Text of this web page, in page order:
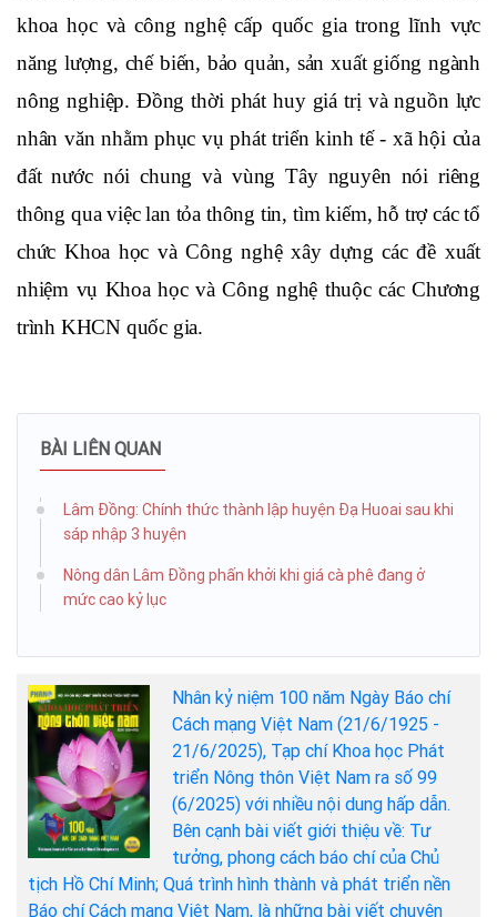
khoa học và công nghệ cấp quốc gia trong lĩnh vực
năng lượng, chế biến, bảo quản, sản xuất giống ngành
nông nghiệp. Đồng thời phát huy giá trị và nguồn lực
nhân văn nhằm phục vụ phát triển kinh tế - xã hội của
đất nước nói chung và vùng Tây nguyên nói riêng
thông qua việc lan tỏa thông tin, tìm kiếm, hỗ trợ các tổ
chức Khoa học và Công nghệ xây dựng các đề xuất
nhiệm vụ Khoa học và Công nghệ thuộc các Chương
trình KHCN quốc gia.
BÀI LIÊN QUAN
Lâm Đồng: Chính thức thành lập huyện Đạ Huoai sau khi
sáp nhập 3 huyện
Nông dân Lâm Đồng phấn khởi khi giá cà phê đang ở
mức cao kỷ lục
Nhân kỷ niệm 100 năm Ngày Báo chí
Cách mạng Việt Nam (21/6/1925 -
21/6/2025), Tạp chí Khoa học Phát
triển Nông thôn Việt Nam ra số 99
(6/2025) với nhiều nội dung hấp dẫn.
Bên cạnh bài viết giới thiệu về: Tư
tưởng, phong cách báo chí của Chủ
tịch Hồ Chí Minh; Quá trình hình thành và phát triển nền
Báo chí Cách mạng Việt Nam, là những bài viết chuyên